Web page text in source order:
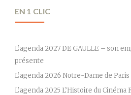
EN 1 CLIC
L’agenda 2027 DE GAULLE – son
présente
L’agenda 2026 Notre-Dame de
L’agenda 2025 L’Histoire du Cinéma